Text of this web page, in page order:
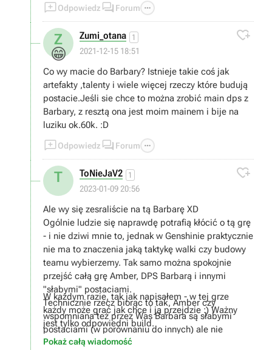
180 wishy na bannerze limitowanym jest 100%
szansy trafienia postaci limitowanej. Losowanie
postsci w genshin to prosty mechanizm gacha i to w
jakim miejscu lub w jaki sposób robi się wishe nic
nie zmienia
Odpowiedz  Forum 
Z
😁
Zumi_otana 1
2021-12-15 18:51

Co wy macie do Barbary? Istnieje takie coś jak
artefakty ,talenty i wiele więcej rzeczy które budują
postacie.Jeśli sie chce to można zrobić main dps z
Barbary, z resztą ona jest moim mainem i bije na
luziku ok.60k. :D
Odpowiedz  Forum 
T ToNieJaV2 1
2023-01-09 20:56

Ale wy się zesraliście na tą Barbarę XD
Ogólnie ludzie się naprawdę potrafią kłócić o tą grę
- i nie dziwi mnie to, jednak w Genshinie praktycznie
nie ma to znaczenia jaką taktykę walki czy budowy
teamu wybierzemy. Tak samo można spokojnie
przejść całą grę Amber, DPS Barbarą i innymi
"słabymi" postaciami.
Technicznie rzecz biorąc to tak, Amber czy
wspomniana też przez Was Barbara są słabymi
postaciami (w porównaniu do innych) ale nie
oznacza to że są całkowicie bezużyteczne. Mają
W każdym razie, tak jak napisałem - w tej grze
każdy może grać jak chce i ją przejdzie :) Ważny
jest tylko odpowiedni build.
Pokaż całą wiadomość